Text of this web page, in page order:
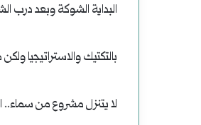
البداية الشوكة وبعد درب
بالتكتيك والاستراتيجيا
لا يتنزل مشروع من سماء..